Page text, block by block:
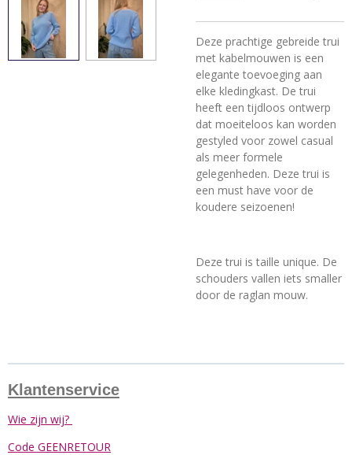
Deze prachtige gebreide trui
met kabelmouwen is een
elegante toevoeging aan
elke kledingkast. De trui
heeft een tijdloos ontwerp
dat moeiteloos kan worden
gestyled voor zowel casual
als meer formele
gelegenheden. Deze trui is
een must have voor de
koudere seizoenen!
Deze trui is taille unique. De
schouders vallen iets smaller
door de raglan mouw.
Klantenservice
Wie zijn wij?
Code GEENRETOUR